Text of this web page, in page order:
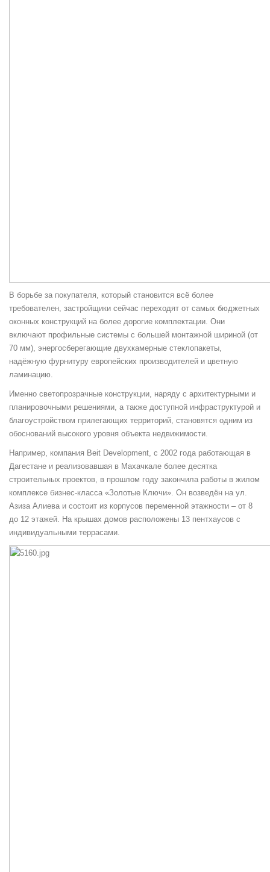
В борьбе за покупателя, который становится всё более
требователен, застройщики сейчас переходят от самых бюджетных
оконных конструкций на более дорогие комплектации. Они
включают профильные системы с большей монтажной шириной (от
70 мм), энергосберегающие двухкамерные стеклопакеты,
надёжную фурнитуру европейских производителей и цветную
ламинацию.
Именно светопрозрачные конструкции, наряду с архитектурными и
планировочными решениями, а также доступной инфраструктурой и
благоустройством прилегающих территорий, становятся одним из
обоснований высокого уровня объекта недвижимости.
Например, компания Beit Development, с 2002 года работающая в
Дагестане и реализовавшая в Махачкале более десятка
строительных проектов, в прошлом году закончила работы в жилом
комплексе бизнес-класса «Золотые Ключи». Он возведён на ул.
Азиза Алиева и состоит из корпусов переменной этажности – от 8
до 12 этажей. На крышах домов расположены 13 пентхаусов с
индивидуальными террасами.